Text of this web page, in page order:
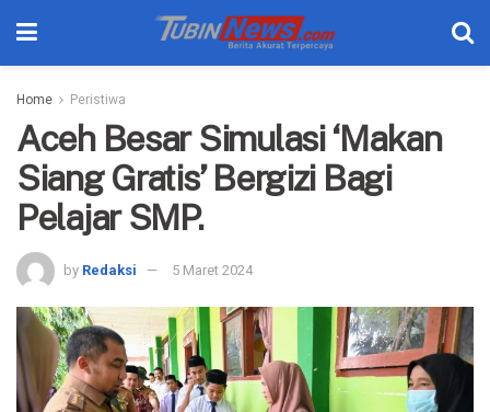
Home Peristiwa
Aceh Besar Simulasi ‘Makan
Siang Gratis’ Bergizi Bagi
Pelajar SMP.
by Redaksi 5 Maret 2024